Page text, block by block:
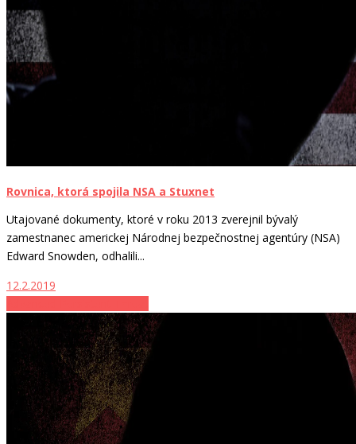
Rovnica, ktorá spojila NSA a Stuxnet
Utajované dokumenty, ktoré v roku 2013 zverejnil bývalý
zamestnanec americkej Národnej bezpečnostnej agentúry (NSA)
Edward Snowden, odhalili...
12.2.2019